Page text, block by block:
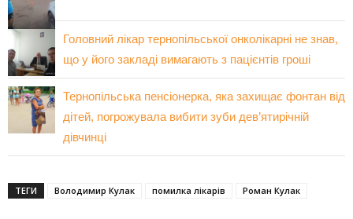
Головний лікар тернопільської онколікарні не знав,
що у його закладі вимагають з пацієнтів гроші
Тернопільська пенсіонерка, яка захищає фонтан від
дітей, погрожувала вибити зуби дев’ятирічній
дівчинці
ТЕГИ Володимир Кулак помилка лікарів Роман Кулак